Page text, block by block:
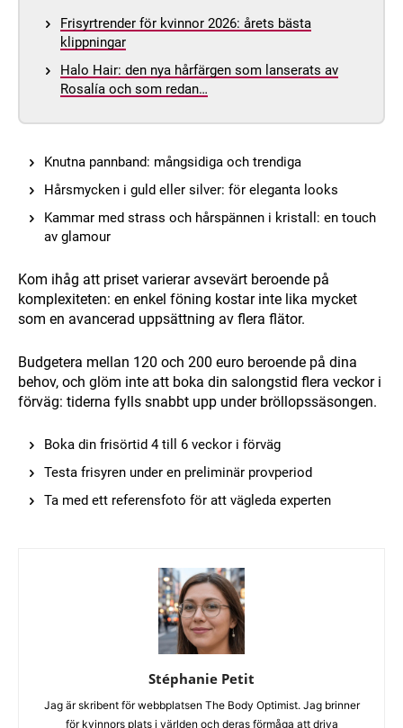
Frisyrtrender för kvinnor 2026: årets bästa
klippningar
Halo Hair: den nya hårfärgen som lanserats av
Rosalía och som redan…
Knutna pannband: mångsidiga och trendiga
Hårsmycken i guld eller silver: för eleganta looks
Kammar med strass och hårspännen i kristall: en touch
av glamour
Kom ihåg att priset varierar avsevärt beroende på
komplexiteten: en enkel föning kostar inte lika mycket
som en avancerad uppsättning av flera flätor.
Budgetera mellan 120 och 200 euro beroende på dina
behov, och glöm inte att boka din salongstid flera veckor i
förväg: tiderna fylls snabbt upp under bröllopssäsongen.
Boka din frisörtid 4 till 6 veckor i förväg
Testa frisyren under en preliminär provperiod
Ta med ett referensfoto för att vägleda experten
Stéphanie Petit
Jag är skribent för webbplatsen The Body Optimist. Jag brinner
för kvinnors plats i världen och deras förmåga att driva